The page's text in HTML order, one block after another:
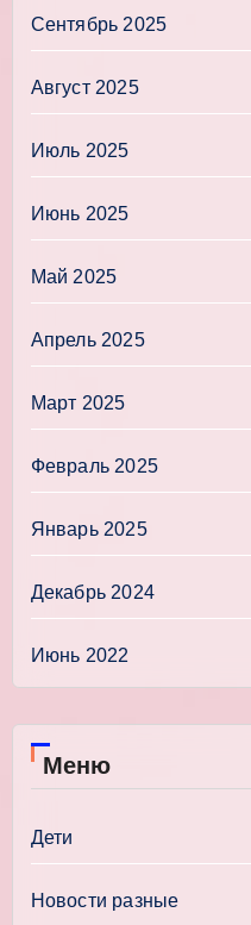
Сентябрь 2025
Август 2025
Июль 2025
Июнь 2025
Май 2025
Апрель 2025
Март 2025
Февраль 2025
Январь 2025
Декабрь 2024
Июнь 2022
Меню
Дети
Новости разные